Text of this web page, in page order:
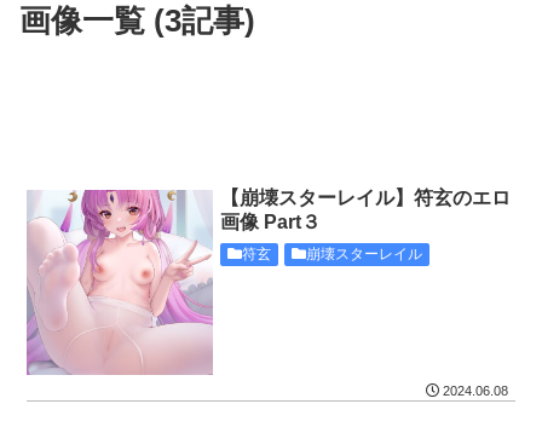
画像一覧 (3記事)
【崩壊スターレイル】符玄のエロ
画像 Part３
符玄 崩壊スターレイル
2024.06.08